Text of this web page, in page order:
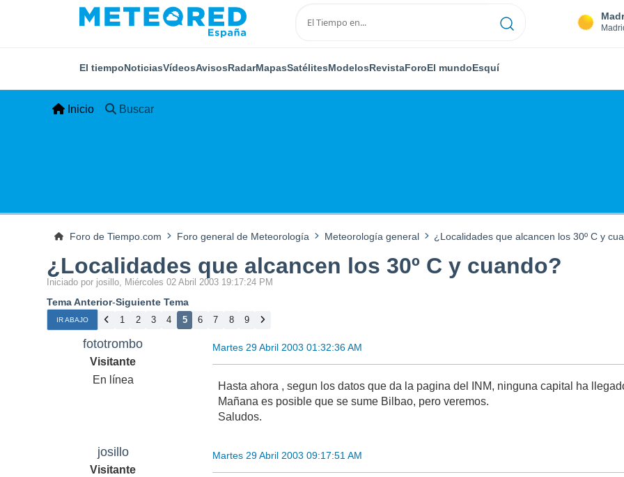
El tiempoNoticiasVídeosAvisosRadarMapasSatélitesModelosRevistaForoEl mundoEsquí
Inicio Buscar
Foro de Tiempo.com Foro general de Meteorología Meteorología general ¿Localidades que alcancen los 30º C y
¿Localidades que alcancen los 30º C y cuando?
Iniciado por josillo, Miércoles 02 Abril 2003 19:17:24 PM
Tema Anterior-Siguiente Tema
IR ABAJO 1 2 3 4 5 6 7 8 9
fototrombo
Visitante
En línea
Martes 29 Abril 2003 01:32:36 AM
Hasta ahora , segun los datos que da la pagina del INM, ninguna capital ha
Mañana es posible que se sume Bilbao, pero veremos.
Saludos.
josillo
Visitante
Martes 29 Abril 2003 09:17:51 AM